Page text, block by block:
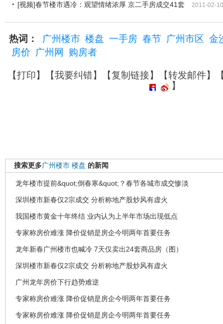
[视频]春节楼市遇冷：观望情绪浓厚 京二手房成交41套 2011-02-10
热词： 广州楼市 楼盘 一手房 春节 广州市区 金
房价
广州网 购房者
【打印】【我要纠错】【复制链接】【转发邮件】
】
搜索更多广州楼市 楼盘 的新闻
龙年楼市提前&quot;倒春寒&quot;？春节各城市成交惨淡
深圳楼市新春仅2宗成交 分析称地产股炒风有虚火
我国楼市黄金十年终结 业内认为上半年市场出现低点
专家称房价难涨 降价促销是房企今明两年首要任务
龙年新春广州楼市也喊冷 7天仅卖出24套商品房（图）
深圳楼市新春仅2宗成交 分析称地产股炒风有虚火
广州龙年房价下行趋势难逆
专家称房价难涨 降价促销是房企今明两年首要任务
专家称房价难涨 降价促销是房企今明两年首要任务